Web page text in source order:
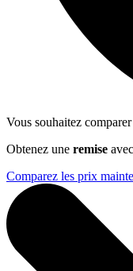
Vous souhaitez
Obtenez une remise
Comparez les prix